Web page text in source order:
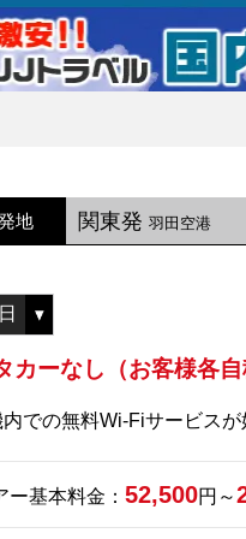
地 関東発 羽田空港
カーなし（お客様各
での無料Wi-Fiサービスが
ー基本料金： 52,500円～